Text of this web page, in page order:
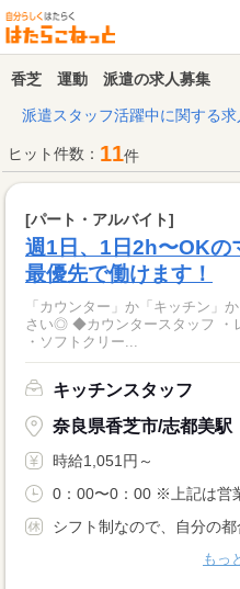
香芝 運動 派遣の求人募集
派遣スタッフ活躍中に関する
ヒット件数： 11件
[パート・アルバイト]
週1日、1日2h〜OKの
最優先で働けます！
「カウンター」か「キッチン」
さい◎ ◆カウンタースタッフ ・レジでの接客、注文 ・ドリンク作り
・ソフトクリー...
キッチンスタッフ
奈良県香芝市/志都美駅
時給1,051円～
0：00〜0：00 ※上記は営
シフト制なので、自分の都
もっ